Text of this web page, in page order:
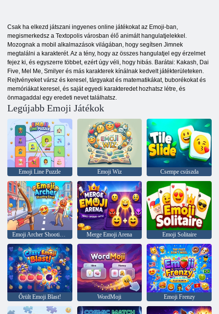
Csak ha elkezd játszani ingyenes online játékokat az Emoji-ban,
megismerkedsz a Textopolis városban élő animált hangulatjelekkel.
Mozognak a mobil alkalmazások világában, hogy segítsen Jimnek
megtalálni a karakterét. Az a tény, hogy az összes hangulatjel egy érzelmet
fejez ki, és egyszerre többet, ezért úgy véli, hogy hibás. Barátai: Kakash, Dai
Five, Mel Me, Smilyer és más karakterek kínálnak kedvelt játékterületeken.
Rejtvényeket vársz és keresel, tárgyakat és matematikákat, buborékokat és
memóriákat keresel, és saját egyedi karakteredet hozhatsz létre, és
önmagaddal egy eredeti nevet találhatsz.
Legújabb Emoji Játékok
Emoji Line Puzzle Emoji Wiz Csempe csúszda
Merge Emoji Arena Emoji Solitaire
Őrült Emoji Blast! WordMoji Emoji Frenzy